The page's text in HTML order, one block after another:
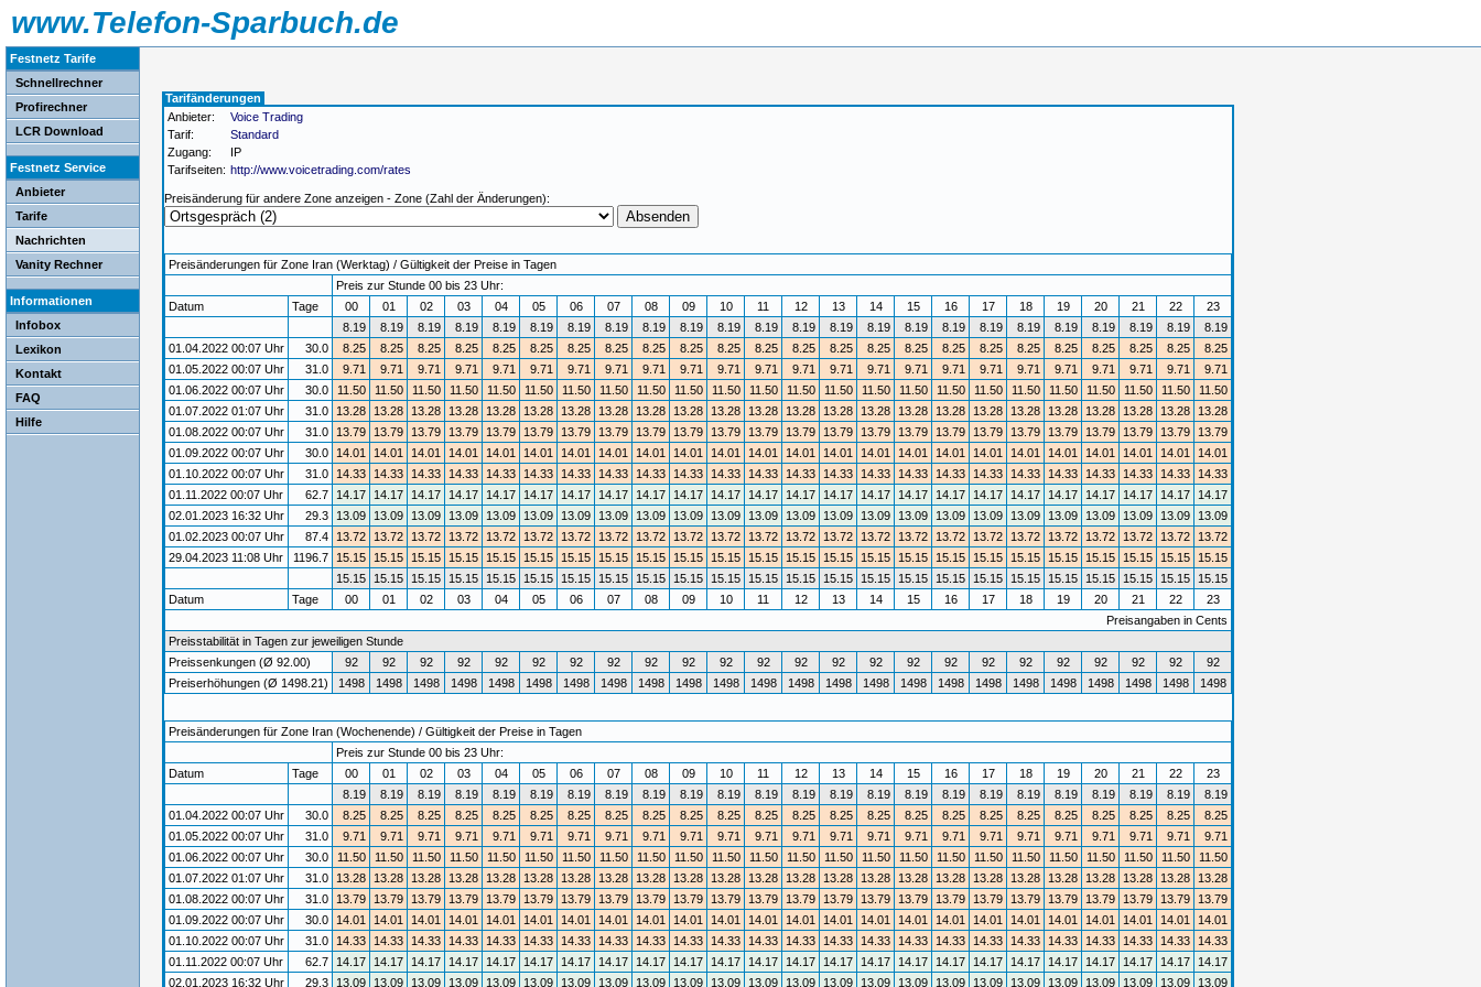
www.Telefon-Sparbuch.de
Festnetz Tarife
Schnellrechner
Profirechner
LCR Download
Festnetz Service
Anbieter
Tarife
Nachrichten
Vanity Rechner
Informationen
Infobox
Lexikon
Kontakt
FAQ
Hilfe
Tarifänderungen
Anbieter:
Voice Trading
Tarif:
Standard
Zugang:
IP
Tarifseiten: http://www.voicetrading.com/rates
Preisänderung für andere Zone anzeigen - Zone (Zahl der Änderungen):
Preisänderungen für Zone Iran (Werktag) / Gültigkeit der Preise in Tagen
Preis zur Stunde 00 bis 23 Uhr:
Datum
Tage 00 01 02 03 04 05 06 07 08 09 10 11 12 13 14 15 16 17 18 19 20 21 22
23
8.19
8.19 8.19 8.19 8.19 8.19 8.19 8.19 8.19 8.19 8.19 8.19 8.19 8.19 8.19 8.19 8.19 8.19 8.19 8.19 8.19 8.19 8.19
8.19
01.04.2022 00:07 Uhr
30.0 8.25 8.25 8.25 8.25 8.25 8.25 8.25 8.25 8.25 8.25 8.25 8.25 8.25 8.25 8.25 8.25 8.25 8.25 8.25 8.25 8.25 8.25 8.25
8.25
01.05.2022 00:07 Uhr
31.0 9.71 9.71 9.71 9.71 9.71 9.71 9.71 9.71 9.71 9.71 9.71 9.71 9.71 9.71 9.71 9.71 9.71 9.71 9.71 9.71 9.71 9.71 9.71
9.71
01.06.2022 00:07 Uhr
30.0 11.50 11.50 11.50 11.50 11.50 11.50 11.50 11.50 11.50 11.50 11.50 11.50 11.50 11.50 11.50 11.50 11.50 11.50 11.50 11.50 11.50 11.50 11.50
11.50
01.07.2022 01:07 Uhr
31.0 13.28 13.28 13.28 13.28 13.28 13.28 13.28 13.28 13.28 13.28 13.28 13.28 13.28 13.28 13.28 13.28 13.28 13.28 13.28 13.28 13.28 13.28 13.28
13.28
01.08.2022 00:07 Uhr
31.0 13.79 13.79 13.79 13.79 13.79 13.79 13.79 13.79 13.79 13.79 13.79 13.79 13.79 13.79 13.79 13.79 13.79 13.79 13.79 13.79 13.79 13.79 13.79
13.79
01.09.2022 00:07 Uhr
30.0 14.01 14.01 14.01 14.01 14.01 14.01 14.01 14.01 14.01 14.01 14.01 14.01 14.01 14.01 14.01 14.01 14.01 14.01 14.01 14.01 14.01 14.01 14.01
14.01
01.10.2022 00:07 Uhr
31.0 14.33 14.33 14.33 14.33 14.33 14.33 14.33 14.33 14.33 14.33 14.33 14.33 14.33 14.33 14.33 14.33 14.33 14.33 14.33 14.33 14.33 14.33 14.33
14.33
01.11.2022 00:07 Uhr
62.7 14.17 14.17 14.17 14.17 14.17 14.17 14.17 14.17 14.17 14.17 14.17 14.17 14.17 14.17 14.17 14.17 14.17 14.17 14.17 14.17 14.17 14.17 14.17
14.17
02.01.2023 16:32 Uhr
29.3 13.09 13.09 13.09 13.09 13.09 13.09 13.09 13.09 13.09 13.09 13.09 13.09 13.09 13.09 13.09 13.09 13.09 13.09 13.09 13.09 13.09 13.09 13.09
13.09
01.02.2023 00:07 Uhr
87.4 13.72 13.72 13.72 13.72 13.72 13.72 13.72 13.72 13.72 13.72 13.72 13.72 13.72 13.72 13.72 13.72 13.72 13.72 13.72 13.72 13.72 13.72 13.72
13.72
29.04.2023 11:08 Uhr
1196.7 15.15 15.15 15.15 15.15 15.15 15.15 15.15 15.15 15.15 15.15 15.15 15.15 15.15 15.15 15.15 15.15 15.15 15.15 15.15 15.15 15.15 15.15 15.15
15.15
15.15
15.15 15.15 15.15 15.15 15.15 15.15 15.15 15.15 15.15 15.15 15.15 15.15 15.15 15.15 15.15 15.15 15.15 15.15 15.15 15.15 15.15 15.15
15.15
Datum
Tage 00 01 02 03 04 05 06 07 08 09 10 11 12 13 14 15 16 17 18 19 20 21 22
23
Preisangaben in Cents
Preisstabilität in Tagen zur jeweiligen Stunde
Preissenkungen (Ø 92.00)
92 92 92 92 92 92 92 92 92 92 92 92 92 92 92 92 92 92 92 92 92 92 92
92
Preiserhöhungen (Ø 1498.21)
1498 1498 1498 1498 1498 1498 1498 1498 1498 1498 1498 1498 1498 1498 1498 1498 1498 1498 1498 1498 1498 1498 1498 1498
Preisänderungen für Zone Iran (Wochenende) / Gültigkeit der Preise in Tagen
Preis zur Stunde 00 bis 23 Uhr:
Datum
Tage 00 01 02 03 04 05 06 07 08 09 10 11 12 13 14 15 16 17 18 19 20 21 22
23
8.19
8.19 8.19 8.19 8.19 8.19 8.19 8.19 8.19 8.19 8.19 8.19 8.19 8.19 8.19 8.19 8.19 8.19 8.19 8.19 8.19 8.19 8.19
8.19
01.04.2022 00:07 Uhr
30.0 8.25 8.25 8.25 8.25 8.25 8.25 8.25 8.25 8.25 8.25 8.25 8.25 8.25 8.25 8.25 8.25 8.25 8.25 8.25 8.25 8.25 8.25 8.25
8.25
01.05.2022 00:07 Uhr
31.0 9.71 9.71 9.71 9.71 9.71 9.71 9.71 9.71 9.71 9.71 9.71 9.71 9.71 9.71 9.71 9.71 9.71 9.71 9.71 9.71 9.71 9.71 9.71
9.71
01.06.2022 00:07 Uhr
30.0 11.50 11.50 11.50 11.50 11.50 11.50 11.50 11.50 11.50 11.50 11.50 11.50 11.50 11.50 11.50 11.50 11.50 11.50 11.50 11.50 11.50 11.50 11.50
11.50
01.07.2022 01:07 Uhr
31.0 13.28 13.28 13.28 13.28 13.28 13.28 13.28 13.28 13.28 13.28 13.28 13.28 13.28 13.28 13.28 13.28 13.28 13.28 13.28 13.28 13.28 13.28 13.28
13.28
01.08.2022 00:07 Uhr
31.0 13.79 13.79 13.79 13.79 13.79 13.79 13.79 13.79 13.79 13.79 13.79 13.79 13.79 13.79 13.79 13.79 13.79 13.79 13.79 13.79 13.79 13.79 13.79
13.79
01.09.2022 00:07 Uhr
30.0 14.01 14.01 14.01 14.01 14.01 14.01 14.01 14.01 14.01 14.01 14.01 14.01 14.01 14.01 14.01 14.01 14.01 14.01 14.01 14.01 14.01 14.01 14.01
14.01
01.10.2022 00:07 Uhr
31.0 14.33 14.33 14.33 14.33 14.33 14.33 14.33 14.33 14.33 14.33 14.33 14.33 14.33 14.33 14.33 14.33 14.33 14.33 14.33 14.33 14.33 14.33 14.33
14.33
01.11.2022 00:07 Uhr
62.7 14.17 14.17 14.17 14.17 14.17 14.17 14.17 14.17 14.17 14.17 14.17 14.17 14.17 14.17 14.17 14.17 14.17 14.17 14.17 14.17 14.17 14.17 14.17
14.17
02.01.2023 16:32 Uhr
29.3 13.09 13.09 13.09 13.09 13.09 13.09 13.09 13.09 13.09 13.09 13.09 13.09 13.09 13.09 13.09 13.09 13.09 13.09 13.09 13.09 13.09 13.09 13.09 13.09